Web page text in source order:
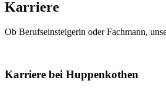
Karriere
Ob Berufseinsteigerin oder Fachmann,
Karriere bei Huppenkothen